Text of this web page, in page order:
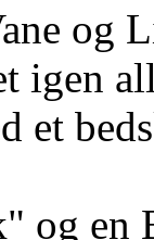
og
igen
et
og